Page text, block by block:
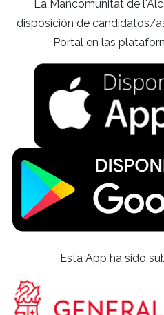
La Mancomunitat de
disposición de candidatos/
Portal en las
Esta App ha sido